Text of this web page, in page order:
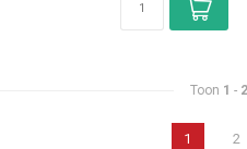
Toon 1 -
1 2